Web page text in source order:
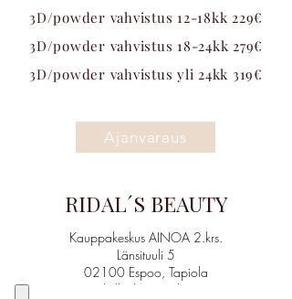
3D/powder vahvistus 12-18kk 229€
3D/powder vahvistus 18-24kk 279€
3D/powder vahvistus yli 24kk 319€
Ajanvaraus
RIDAL´S BEAUTY
Kauppakeskus AINOA 2.krs.
Länsituuli 5
02100 Espoo, Tapiola
(kulku katutasolta)